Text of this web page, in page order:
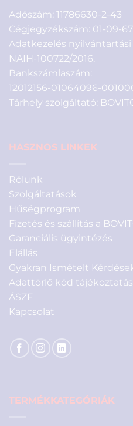
Adószám: 11786630-2-43
Cégjegyzékszám: 01-09-
Adatkezelés nyilvántartási
NAIH-100722/2016.
Bankszámlaszám:
12012156-01064096-
Tárhely szolgáltató:
HASZNOS LINKEK
Rólunk
Szolgáltatások
Hűségprogram
Fizetés és szállítás a
Garanciális ügyintézés
Elállás
Gyakran Ismételt
Adattörlő kód tájékoztatás
ÁSZF
Kapcsolat
TERMÉKKATEGÓRIÁK